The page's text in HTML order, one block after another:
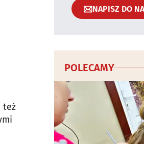
też
NAPISZ DO
POLECAMY